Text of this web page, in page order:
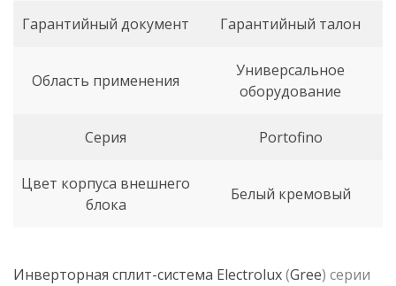
Гарантийный документ Гарантийный талон
Область применения
Универсальное
оборудование
Серия Portofino
Цвет корпуса внешнего
блока
Белый кремовый
Инверторная сплит-система Electrolux(Gree) серии